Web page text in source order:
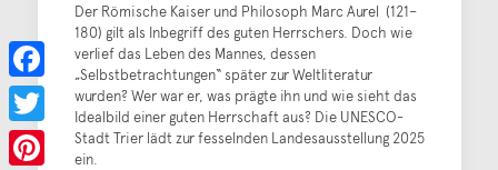
Der Römische Kaiser und Philosoph Marc Aurel (121–
180) gilt als Inbegriff des guten Herrschers. Doch wie
verlief das Leben des Mannes, dessen
„Selbstbetrachtungen“ später zur Weltliteratur
wurden? Wer war er, was prägte ihn und wie sieht das
Idealbild einer guten Herrschaft aus? Die UNESCO-
Stadt Trier lädt zur fesselnden Landesausstellung 2025
ein.
Facebook
Twitter